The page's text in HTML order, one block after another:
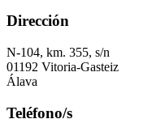
Dirección
N-104, km. 355, s/n
01192 Vitoria-Gasteiz
Álava
Teléfono/s